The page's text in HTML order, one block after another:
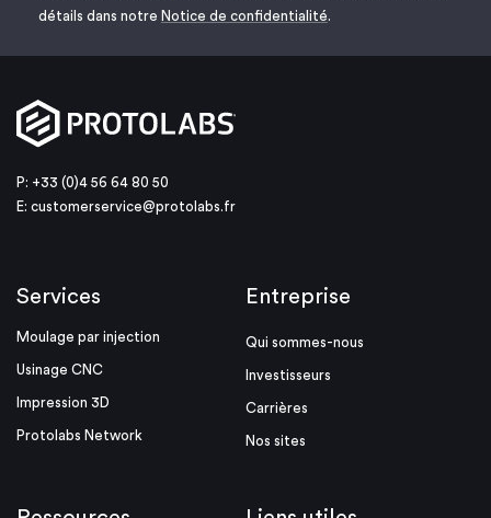
détails dans notre Notice de confidentialité
P: +33 (0)4 56 64 80 50
E: customerservice@protolabs.fr
Services
Moulage par injection
Usinage CNC
Impression 3D
Protolabs Network
Entreprise
Qui sommes-nous
Investisseurs
Carrières
Nos sites